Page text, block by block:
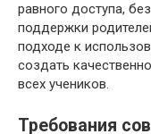
равного доступа,
поддержки
подходе к
создать
всех учеников.
Требования